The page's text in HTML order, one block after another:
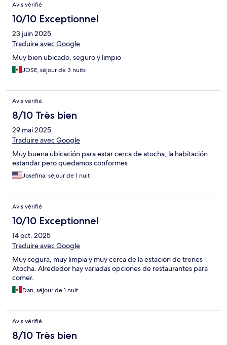
Avis vérifié
10/10 Exceptionnel
23 juin 2025
Traduire avec Google
Muy bien ubicado, seguro y limpio
JOSE, séjour de 3 nuits
Avis vérifié
8/10 Très bien
29 mai 2025
Traduire avec Google
Muy buena ubicación para estar cerca de atocha; la habitación
estandar pero quedamos conformes
Josefina, séjour de 1 nuit
Avis vérifié
10/10 Exceptionnel
14 oct. 2025
Traduire avec Google
Muy segura, muy limpia y muy cerca de la estación de trenes
Atocha. Alrededor hay variadas opciones de restaurantes para
comer.
Dan, séjour de 1 nuit
Avis vérifié
8/10 Très bien